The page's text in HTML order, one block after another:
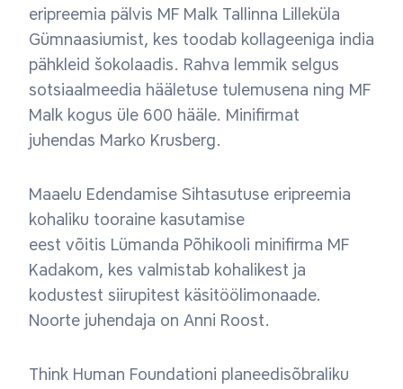
eripreemia pälvis MF Malk Tallinna Lilleküla
Gümnaasiumist, kes toodab kollageeniga india
pähkleid šokolaadis. Rahva lemmik selgus
sotsiaalmeedia hääletuse tulemusena ning MF
Malk kogus üle 600 hääle. Minifirmat
juhendas Marko Krusberg.
Maaelu Edendamise Sihtasutuse eripreemia
kohaliku tooraine kasutamise
eest võitis Lümanda Põhikooli minifirma MF
Kadakom, kes valmistab kohalikest ja
kodustest siirupitest käsitöölimonaade.
Noorte juhendaja on Anni Roost.
Think Human Foundationi planeedisõbraliku